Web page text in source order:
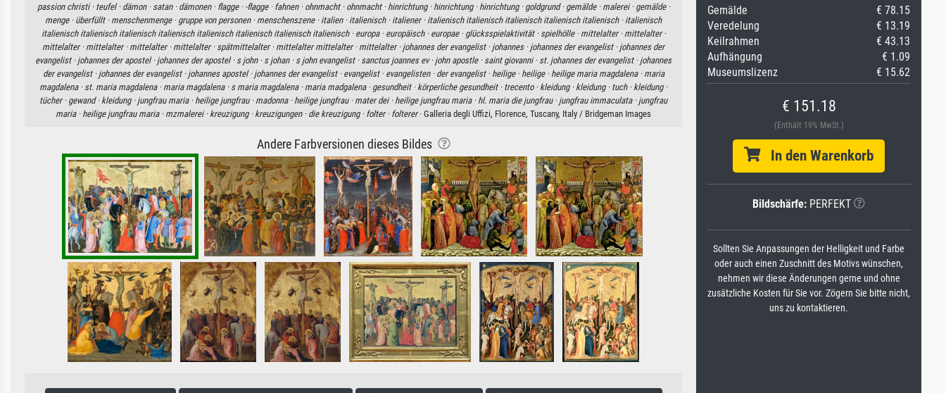
passion christi · teufel · dämon · satan · dämonen · flagge · -flagge · fahnen · ohnmacht · ohnmacht · hinrichtung · hinrichtung · hinrichtung · goldgrund · gemälde · malerei · gemälde ·
menge · überfüllt · menschenmenge · gruppe von personen · menschenszene · italien · italienisch · italiener · italienisch italienisch italienisch italienisch italienisch · italienisch
italienisch italienisch italienisch italienisch italienisch italienisch italienisch italienisch · europa · europäisch · europae · glücksspielaktivität · spielhölle · mittelalter · mittelalter ·
mittelalter · mittelalter · mittelalter · mittelalter · spätmittelalter · mittelalter mittelalter · mittelalter · johannes der evangelist · johannes · johannes der evangelist · johannes der
evangelist · johannes der apostel · johannes der apostel · s john · s johan · s john evangelist · sanctus joannes ev · john apostle · saint giovanni · st. johannes der evangelist · johannes
der evangelist · johannes der evangelist · johannes apostel · johannes der evangelist · evangelist · evangelisten · der evangelist · heilige · heilige · heilige maria magdalena · maria
magdalena · st. maria magdalena · maria magdalena · s maria magdalena · maria madgalena · gesundheit · körperliche gesundheit · trecento · kleidung · kleidung · tuch · kleidung ·
tücher · gewand · kleidung · jungfrau maria · heilige jungfrau · madonna · heilige jungfrau · mater dei · heilige jungfrau maria · hl. maria die jungfrau · jungfrau immaculata · jungfrau
maria · heilige jungfrau maria · mzmalerei · kreuzigung · kreuzigungen · die kreuzigung · folter · folterer· Galleria degli Uffizi, Florence, Tuscany, Italy / Bridgeman Images
Andere Farbversionen dieses Bildes
Gemälde
€ 78.15
Veredelung
€ 13.19
Keilrahmen
€ 43.13
Aufhängung
€ 1.09
Museumslizenz
€ 15.62
€ 151.18
(Enthält 19% MwSt.)
In den Warenkorb
Bildschärfe: PERFEKT
Sollten Sie Anpassungen der Helligkeit und Farbe
oder auch einen Zuschnitt des Motivs wünschen,
nehmen wir diese Änderungen gerne und ohne
zusätzliche Kosten für Sie vor. Zögern Sie bitte nicht,
uns zu kontaktieren.